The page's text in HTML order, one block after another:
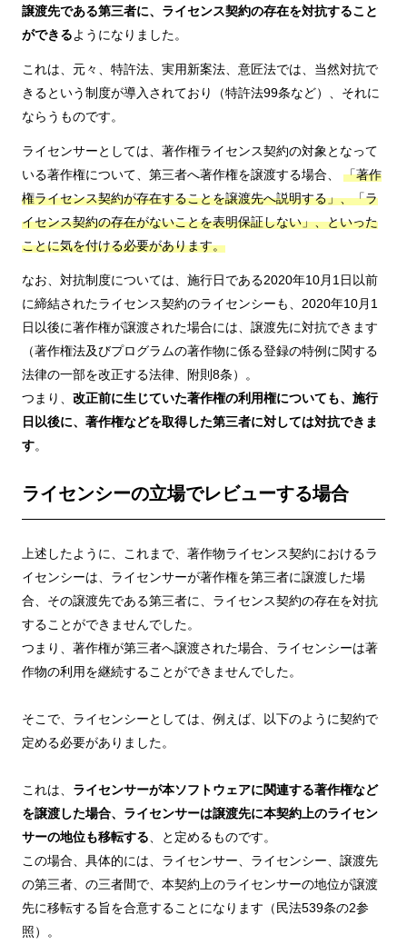
譲渡先である第三者に、ライセンス契約の存在を対抗すること
ができるようになりました。
これは、元々、特許法、実用新案法、意匠法では、当然対抗で
きるという制度が導入されており（特許法99条など）、それに
ならうものです。
ライセンサーとしては、著作権ライセンス契約の対象となって
いる著作権について、第三者へ著作権を譲渡する場合、 「著作
権ライセンス契約が存在することを譲渡先へ説明する」、「ラ
イセンス契約の存在がないことを表明保証しない」、といった
ことに気を付ける必要があります。
なお、対抗制度については、施行日である2020年10月1日以前
に締結されたライセンス契約のライセンシーも、2020年10月1
日以後に著作権が譲渡された場合には、譲渡先に対抗できます
（著作権法及びプログラムの著作物に係る登録の特例に関する
法律の一部を改正する法律、附則8条）。
つまり、 改正前に生じていた著作権の利用権についても、施行
日以後に、著作権などを取得した第三者に対しては対抗できま
す。
ライセンシーの立場でレビューする場合
上述したように、これまで、著作物ライセンス契約におけるラ
イセンシーは、ライセンサーが著作権を第三者に譲渡した場
合、その譲渡先である第三者に、ライセンス契約の存在を対抗
することができませんでした。
つまり、著作権が第三者へ譲渡された場合、ライセンシーは著
作物の利用を継続することができませんでした。
そこで、ライセンシーとしては、例えば、以下のように契約で
定める必要がありました。
これは、 ライセンサーが本ソフトウェアに関連する著作権など
を譲渡した場合、ライセンサーは譲渡先に本契約上のライセン
サーの地位も移転する 、と定めるものです。
この場合、具体的には、ライセンサー、ライセンシー、譲渡先
の第三者、の三者間で、本契約上のライセンサーの地位が譲渡
先に移転する旨を合意することになります（民法539条の2参
照）。